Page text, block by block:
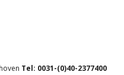
Tel: 0031-(0)40-2377400